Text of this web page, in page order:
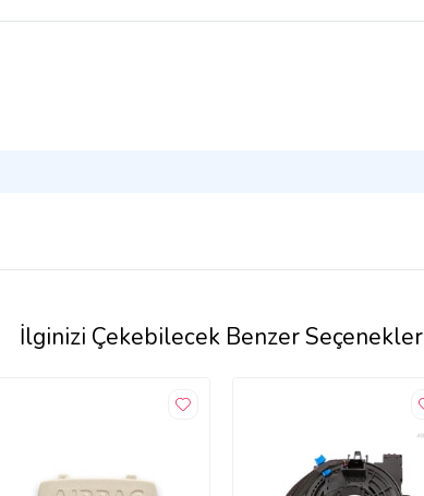
İlginizi Çekebilecek Benzer Seçenekler